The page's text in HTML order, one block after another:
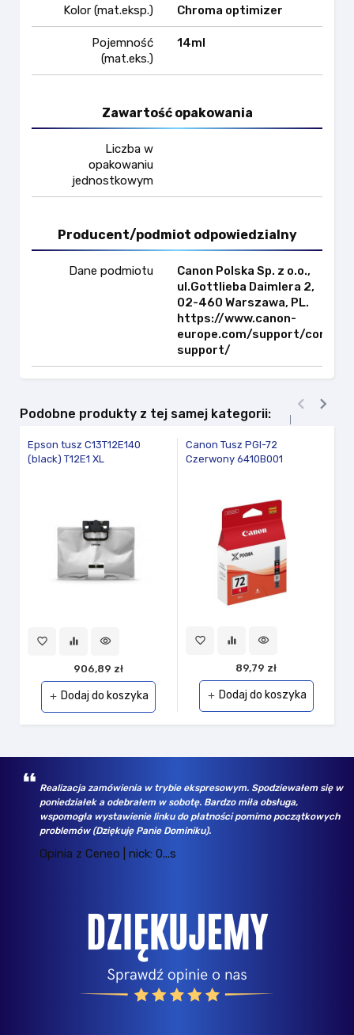
Kolor (mat.eksp.) Chroma optimizer
Pojemność
(mat.eks.)
14ml
Zawartość opakowania
Liczba w
opakowaniu
jednostkowym
Producent/podmiot odpowiedzialny
Dane podmiotu
Canon Polska Sp. z o.o.,
ul.Gottlieba Daimlera 2,
02-460 Warszawa, PL.
https://www.canon-
europe.com/support/
support/
Podobne produkty z tej samej kategorii:
Epson tusz C13T12E140
(black) T12E1 XL
favorite_border equalizer visibility
906,89 zł
add Dodaj do koszyka
Canon Tusz PGI-72
Czerwony 6410B001
favorite_border equalizer visibility
89,79 zł
add Dodaj do koszyka
 
Realizacja zamówienia w trybie ekspresowym. Spodziewałem się w
poniedziałek a odebrałem w sobotę. Bardzo miła obsługa,
wspomogła wystawienie linku do płatności pomimo początkowych
problemów (Dziękuję Panie Dominiku).
Opinia z Ceneo | nick: 0...s